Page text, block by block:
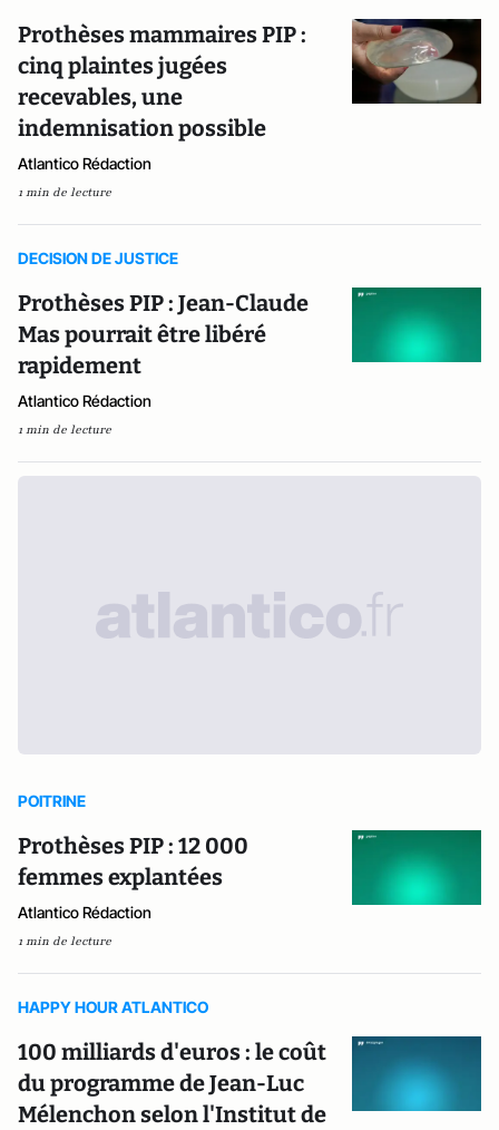
Prothèses mammaires PIP :
cinq plaintes jugées
recevables, une
indemnisation possible
Atlantico Rédaction
1 min de lecture
DECISION DE JUSTICE
Prothèses PIP : Jean-Claude
Mas pourrait être libéré
rapidement
Atlantico Rédaction
1 min de lecture
POITRINE
Prothèses PIP : 12 000
femmes explantées
Atlantico Rédaction
1 min de lecture
HAPPY HOUR ATLANTICO
100 milliards d'euros : le coût
du programme de Jean-Luc
Mélenchon selon l'Institut de